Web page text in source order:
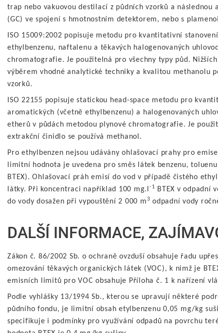
trap nebo vakuovou destilací z půdních vzorků a
(GC) ve spojení s hmotnostním detektorem, nebo s
ISO 15009:2002 popisuje metodu pro kvantitativní
ethylbenzenu, naftalenu a těkavých halogenovaných
chromatografie. Je použitelná pro všechny typy půd.
výběrem vhodné analytické techniky a kvalitou methanolu
vzorků.
ISO 22155 popisuje statickou head-space metodu pro
aromatických (včetně ethylbenzenu) a halogenovaných
etherů v půdách metodou plynové chromatografie. Je
extrakční činidlo se používá methanol.
Pro ethylbenzen nejsou udávány ohlašovací prahy pro
limitní hodnota je uvedena pro směs látek benzenu,
BTEX). Ohlašovací práh emisí do vod v případě čistého
látky. Při koncentraci například 100 mg.l-1 BTEX v odpadní
do vody dosažen při vypouštění 2 000 m3 odpadní vody
DALŠÍ INFORMACE,
Zákon č. 86/2002 Sb. o ochraně ovzduší obsahuje řadu
omezování těkavých organických látek (VOC), k nimž je
emisních limitů pro VOC obsahuje Příloha č. 1 k nařízení
Podle vyhlášky 13/1994 Sb., kterou se upravují některé
půdního fondu, je limitní obsah etylbenzenu 0,05 mg/kg
specifikuje i podmínky pro využívání odpadů na povrchu